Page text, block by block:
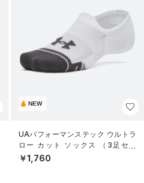
NEW
UAパフォーマンステック ウルトラ
ロー カット ソックス （3足セッ
ト）（トレーニング/UNISEX）
￥1,760